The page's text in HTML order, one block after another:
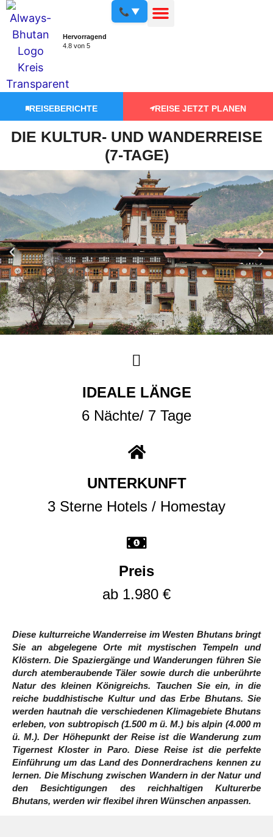
Hervorragend
4.8 von 5
📞 ▼
REISEBERICHTE REISE JETZT PLANEN
DIE KULTUR- UND WANDERREISE
(7-TAGE)
IDEALE LÄNGE
6 Nächte/ 7 Tage
UNTERKUNFT
3 Sterne Hotels / Homestay
Preis
ab 1.980 €
Diese kulturreiche Wanderreise im Westen Bhutans bringt
Sie an abgelegene Orte mit mystischen Tempeln und
Klöstern. Die Spaziergänge und Wanderungen führen Sie
durch atemberaubende Täler sowie durch die unberührte
Natur des kleinen Königreichs. Tauchen Sie ein, in die
reiche buddhistische Kultur und das Erbe Bhutans. Sie
werden hautnah die verschiedenen Klimagebiete Bhutans
erleben, von subtropisch (1.500 m ü. M.) bis alpin (4.000 m
ü. M.). Der Höhepunkt der Reise ist die Wanderung zum
Tigernest Kloster in Paro. Diese Reise ist die perfekte
Einführung um das Land des Donnerdrachens kennen zu
lernen. Die Mischung zwischen Wandern in der Natur und
den Besichtigungen des reichhaltigen Kulturerbe
Bhutans, werden wir flexibel ihren Wünschen anpassen.